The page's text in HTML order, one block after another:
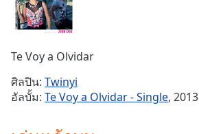
Duration-:-
Loaded:
Stream
TypeLIVE
Seek to
live,
Te Voy a Olvidar
ศิลปิน: Twinyi
อัลบั้ม: Te Voy a Olvidar - Single, 2013